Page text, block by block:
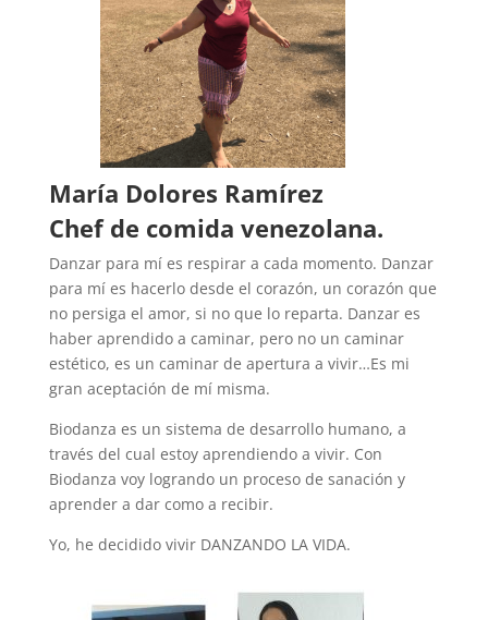
María Dolores Ramírez
Chef de comida venezolana.
Danzar para mí es respirar a cada momento. Danzar
para mí es hacerlo desde el corazón, un corazón que
no persiga el amor, si no que lo reparta. Danzar es
haber aprendido a caminar, pero no un caminar
estético, es un caminar de apertura a vivir…Es mi
gran aceptación de mí misma.
Biodanza es un sistema de desarrollo humano, a
través del cual estoy aprendiendo a vivir. Con
Biodanza voy logrando un proceso de sanación y
aprender a dar como a recibir.
Yo, he decidido vivir DANZANDO LA VIDA.